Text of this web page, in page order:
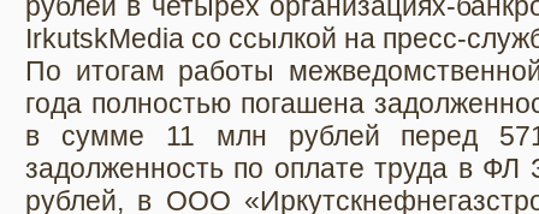
IrkutskMedia со ссылкой на пресс-
По итогам работы
года полностью погашена
в сумме 11 млн рублей перед
задолженность по оплате труда в
рублей, в ООО